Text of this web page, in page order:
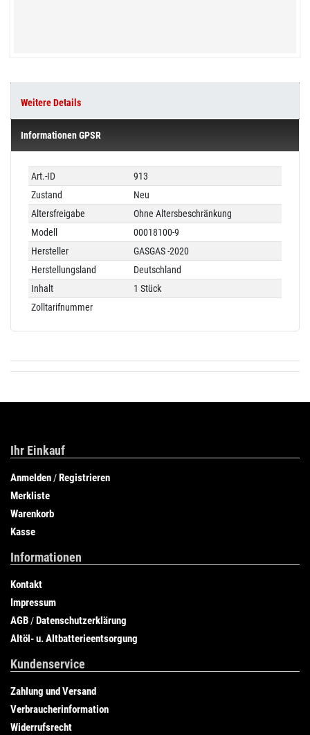
Weitere Details
Informationen GPSR
Technisches
Merkmal
Wert
Art.-ID
913
Zustand
Neu
Altersfreigabe
Ohne Altersbeschränkung
Modell
00018100-9
Hersteller
GASGAS -2020
Herstellungsland
Deutschland
Inhalt
1 Stück
Zolltarifnummer
Ihr Einkauf
Anmelden /Registrieren
Merkliste
Warenkorb
Kasse
Informationen
Kontakt
Impressum
AGB /Datenschutzerklärung
Altöl- u. Altbatterieentsorgung
Kundenservice
Zahlung und Versand
Verbraucherinformation
Widerrufsrecht